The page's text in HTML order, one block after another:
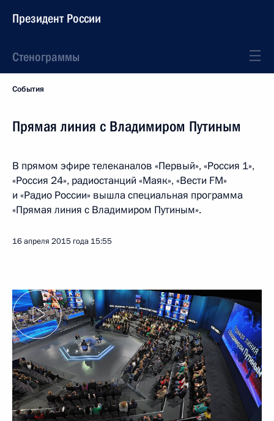
Президент России
Стенограммы
События
Прямая линия с Владимиром Путиным
В прямом эфире телеканалов «Первый», «Россия 1»,
«Россия 24», радиостанций «Маяк», «Вести FM»
и «Радио России» вышла специальная программа
«Прямая линия с Владимиром Путиным».
16 апреля 2015 года 15:55